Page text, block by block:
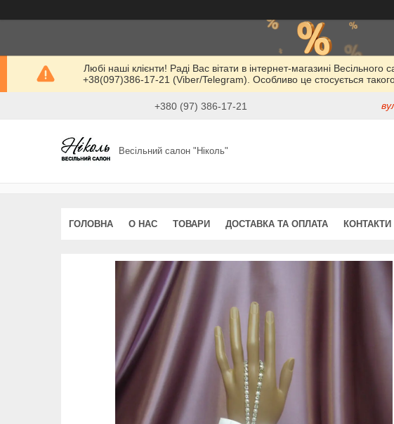
Любі наші клієнти! Раді Вас вітати в інтернет-магазині
+38(097)386-17-21 (Viber/Telegram). Особливо це стосується
+380 (97) 386-17-21
Весільний салон "Ніколь"
ГОЛОВНА О НАС ТОВАРИ ДОСТАВКА ТА ОПЛАТА КОНТАКТИ